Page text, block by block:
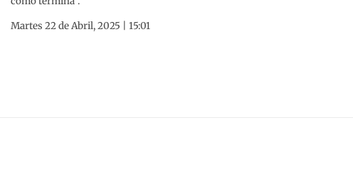
Martes 22 de Abril, 2025 | 15:01